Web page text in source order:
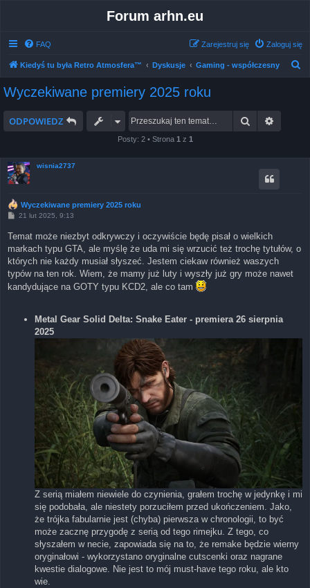
Forum arhn.eu
FAQ Zaloguj się
Zarejestruj się
Kiedyś tu była Retro Atmosfera™ Dyskusje Gaming - współczesny
Wyczekiwane premiery 2025 roku
ODPOWIEDZ Szukaj
Posty: 2 • Strona 1 z 1
wisnia2737
Wyczekiwane premiery 2025 roku
P
t
21 lut 2025, 9:13
Temat może niezbyt odkrywczy i oczywiście będę pisał o wielkich
markach typu GTA, ale myślę że uda mi się wrzucić też trochę tytułów, o
których nie każdy musiał słyszeć. Jestem ciekaw również waszych
typów na ten rok. Wiem, że mamy już luty i wyszły już gry może nawet
kandydujące na GOTY typu KCD2, ale co tam
Metal Gear Solid Delta: Snake Eater - premiera 26 sierpnia
2025
Z serią miałem niewiele do czynienia, grałem trochę w jedynkę i mi
się podobała, ale niestety porzuciłem przed ukończeniem. Jako,
że trójka fabularnie jest (chyba) pierwsza w chronologii, to być
może zacznę przygodę z serią od tego rimejku. Z tego, co
słyszałem w necie, zapowiada się na to, że remake będzie wierny
oryginałowi - wykorzystano oryginalne cutscenki oraz nagrane
kwestie dialogowe. Nie jest to mój must-have tego roku, ale kto
wie.